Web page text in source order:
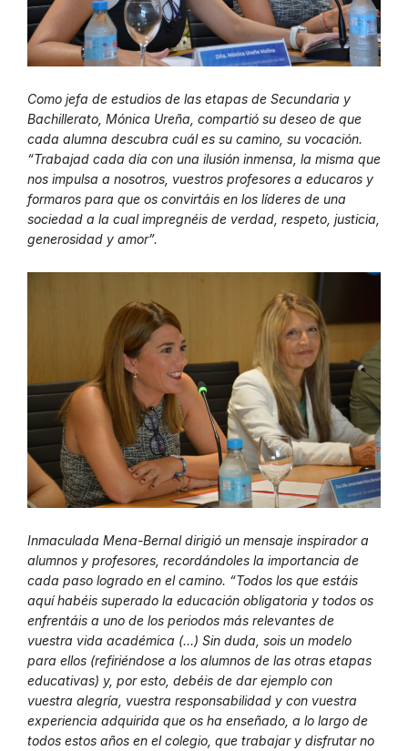
Como jefa de estudios de las etapas de Secundaria y
Bachillerato, Mónica Ureña, compartió su deseo de que
cada alumna descubra cuál es su camino, su vocación.
“Trabajad cada día con una ilusión inmensa, la misma que
nos impulsa a nosotros, vuestros profesores a educaros y
formaros para que os convirtáis en los líderes de una
sociedad a la cual impregnéis de verdad, respeto, justicia,
generosidad y amor”.
Inmaculada Mena-Bernal dirigió un mensaje inspirador a
alumnos y profesores, recordándoles la importancia de
cada paso logrado en el camino. “Todos los que estáis
aquí habéis superado la educación obligatoria y todos os
enfrentáis a uno de los periodos más relevantes de
vuestra vida académica (…) Sin duda, sois un modelo
para ellos (refiriéndose a los alumnos de las otras etapas
educativas) y, por esto, debéis de dar ejemplo con
vuestra alegría, vuestra responsabilidad y con vuestra
experiencia adquirida que os ha enseñado, a lo largo de
todos estos años en el colegio, que trabajar y disfrutar no